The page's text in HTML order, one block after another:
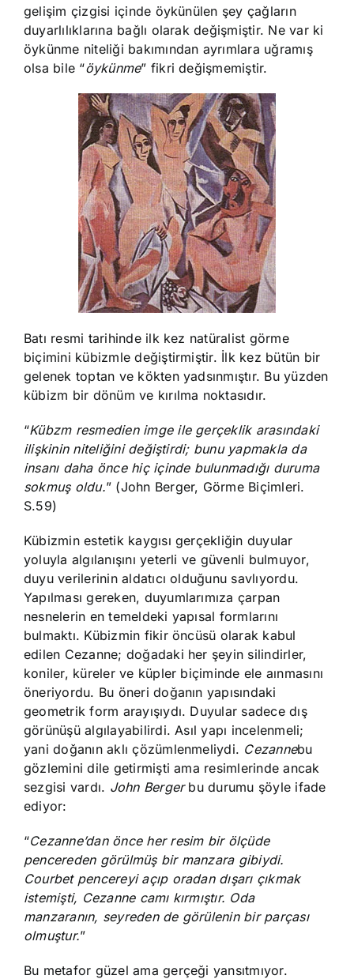
gelişim çizgisi içinde öykünülen şey çağların
duyarlılıklarına bağlı olarak değişmiştir. Ne var ki
öykünme niteliği bakımından ayrımlara uğramış
olsa bile “öykünme” fikri değişmemiştir.
Batı resmi tarihinde ilk kez natüralist görme
biçimini kübizmle değiştirmiştir. İlk kez bütün bir
gelenek toptan ve kökten yadsınmıştır. Bu yüzden
kübizm bir dönüm ve kırılma noktasıdır.
“Kübzm resmedien imge ile gerçeklik arasındaki
ilişkinin niteliğini değiştirdi; bunu yapmakla da
insanı daha önce hiç içinde bulunmadığı duruma
sokmuş oldu.” (John Berger, Görme Biçimleri.
S.59)
Kübizmin estetik kaygısı gerçekliğin duyular
yoluyla algılanışını yeterli ve güvenli bulmuyor,
duyu verilerinin aldatıcı olduğunu savlıyordu.
Yapılması gereken, duyumlarımıza çarpan
nesnelerin en temeldeki yapısal formlarını
bulmaktı. Kübizmin fikir öncüsü olarak kabul
edilen Cezanne; doğadaki her şeyin silindirler,
koniler, küreler ve küpler biçiminde ele aınmasını
öneriyordu. Bu öneri doğanın yapısındaki
geometrik form arayışıydı. Duyular sadece dış
görünüşü algılayabilirdi. Asıl yapı incelenmeli;
yani doğanın aklı çözümlenmeliydi. Cezannebu
gözlemini dile getirmişti ama resimlerinde ancak
sezgisi vardı. John Bergerbu durumu şöyle ifade
ediyor:
“Cezanne’dan önce her resim bir ölçüde
pencereden görülmüş bir manzara gibiydi.
Courbet pencereyi açıp oradan dışarı çıkmak
istemişti, Cezanne camı kırmıştır. Oda
manzaranın, seyreden de görülenin bir parçası
olmuştur.”
Bu metafor güzel ama gerçeği yansıtmıyor.